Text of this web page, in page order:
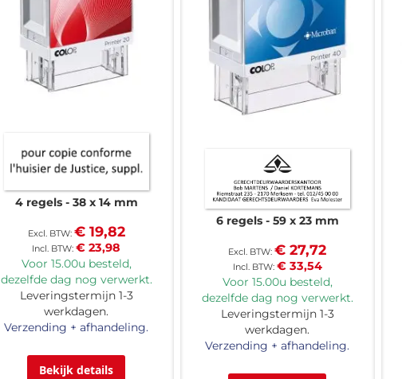
4 regels 38 x 14 mm
€ 23,98
€ 19,82
Voor 15.00u besteld,
dezelfde dag nog verwerkt.
Leveringstermijn 1-3
werkdagen.
Verzending + afhandeling.
Bekijk details
6 regels 59 x 23 mm
€ 33,54
€ 27,72
Voor 15.00u besteld,
dezelfde dag nog verwerkt.
Leveringstermijn 1-3
werkdagen.
Verzending + afhandeling.